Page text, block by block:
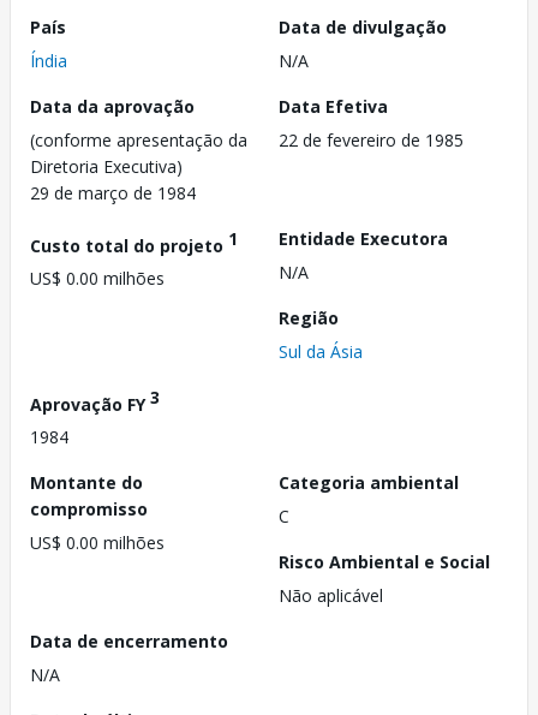
País
Índia
Data de divulgação
N/A
Data da aprovação
(conforme apresentação da
Diretoria Executiva)
29 de março de 1984
Data Efetiva
22 de fevereiro de 1985
Custo total do projeto 1
US$ 0.00 milhões
Entidade Executora
N/A
Região
Sul da Ásia
Aprovação FY3
1984
Montante do
compromisso
US$ 0.00 milhões
Categoria ambiental
C
Risco Ambiental e Social
Não aplicável
Data de encerramento
N/A